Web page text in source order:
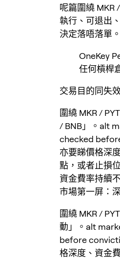
呢篇圍繞 MKR
執行、可退出
決定落唔落單。
OneKey
任何槓桿
交易目的同失
圍繞 MKR /
/ BNB」。alt
checked
亦要睇價格深
點，或者止損
資金費率持續
市場第一屏：
圍繞 MKR /
動」。alt
before
格深度、資金